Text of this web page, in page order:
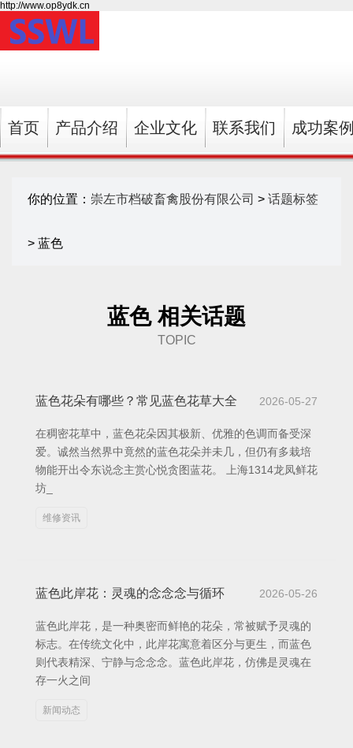
http://www.op8ydk.cn
首页 产品介绍 企业文化 联系我们 成功案
你的位置： 崇左市档破畜禽股份有限公司 > 话题标签
> 蓝色
蓝色 相关话题
TOPIC
蓝色花朵有哪些？常见蓝色花草大全 2026-05-27
在稠密花草中，蓝色花朵因其极新、优雅的色调而备受深
爱。诚然当然界中竟然的蓝色花朵并未几，但仍有多栽培
物能开出令东说念主赏心悦贪图蓝花。 上海1314龙凤鲜花
坊_
维修资讯
蓝色此岸花：灵魂的念念念与循环 2026-05-26
蓝色此岸花，是一种奥密而鲜艳的花朵，常被赋予灵魂的
标志。在传统文化中，此岸花寓意着区分与更生，而蓝色
则代表精深、宁静与念念念。蓝色此岸花，仿佛是灵魂在
存一火之间
新闻动态